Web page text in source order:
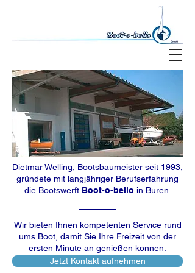
Dietmar Welling, Bootsbaumeister seit 1993,
gründete mit langjähriger Berufserfahrung
die Bootswerft Boot-o-bello in Büren.
Wir bieten Ihnen kompetenten Service rund
ums Boot, damit Sie Ihre Freizeit von der
ersten Minute an genießen können.
Jetzt Kontakt aufnehmen